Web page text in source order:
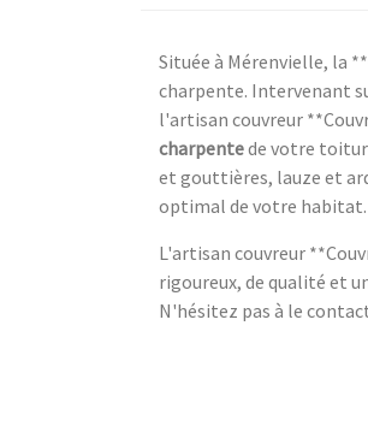
Située à Mérenvielle, la
charpente. Intervenant
l'artisan couvreur
charpentede votre
et gouttières, lauze et
optimal de votre habitat.
L'artisan couvreur
rigoureux, de qualité et
N'hésitez pas à le